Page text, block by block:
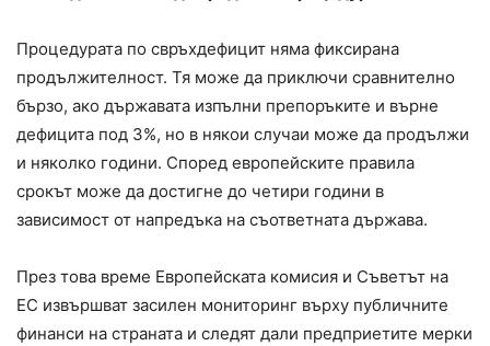
Процедурата по свръхдефицит няма фиксирана
продължителност. Тя може да приключи сравнително
бързо, ако държавата изпълни препоръките и върне
дефицита под 3%, но в някои случаи може да продължи
и няколко години. Според европейските правила
срокът може да достигне до четири години в
зависимост от напредъка на съответната държава.
През това време Европейската комисия и Съветът на
ЕС извършват засилен мониторинг върху публичните
финанси на страната и следят дали предприетите мерки